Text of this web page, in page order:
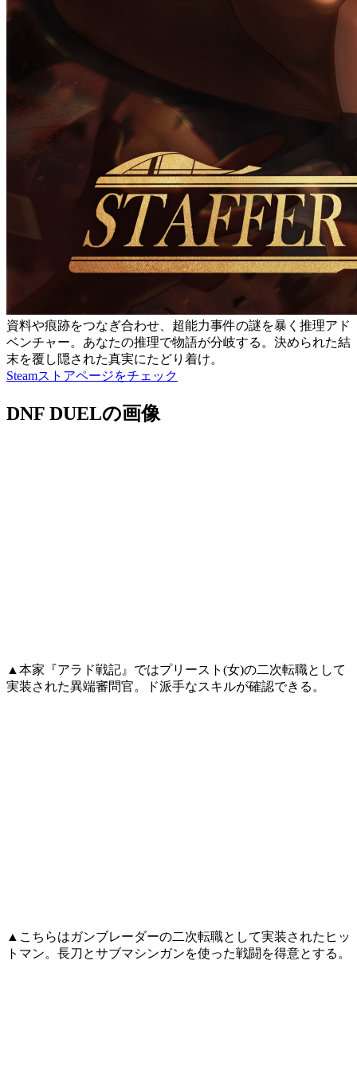
資料や痕跡をつなぎ合わせ、超能力事件の謎を暴く推理アド
ベンチャー。あなたの推理で物語が分岐する。決められた結
末を覆し隠された真実にたどり着け。
Steamストアページをチェック
DNF DUELの画像
▲本家『アラド戦記』ではプリースト(女)の二次転職として
実装された異端審問官。ド派手なスキルが確認できる。
▲こちらはガンブレーダーの二次転職として実装されたヒッ
トマン。長刀とサブマシンガンを使った戦闘を得意とする。